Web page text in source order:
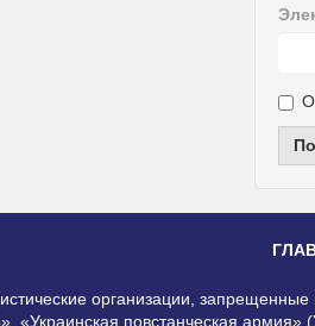
организации,
«Украинская повстанческая